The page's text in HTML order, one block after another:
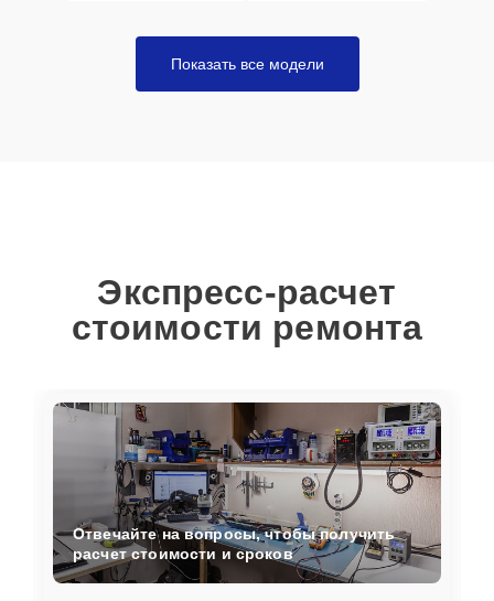
Показать все модели
Экспресс-расчет
стоимости ремонта
Отвечайте на вопросы, чтобы получить
расчет стоимости и сроков